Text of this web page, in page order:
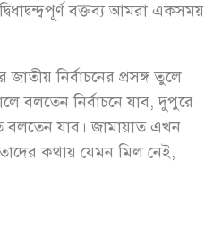
বক্তব্য আমরা একসময়
নির্বাচনের প্রসঙ্গ তুলে
বলতেন নির্বাচনে যাব, দুপুরে
বলতেন যাব। জামায়াত এখন
কথায় যেমন মিল নেই,